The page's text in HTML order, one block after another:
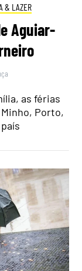
& LAZER
Aguiar-
as férias
Porto,